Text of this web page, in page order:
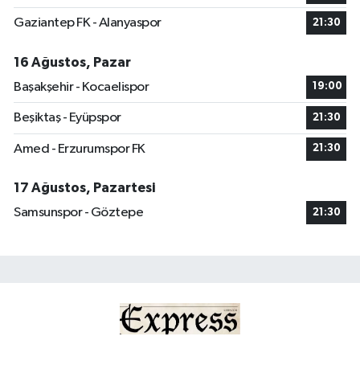
Gaziantep FK - Alanyaspor 21:30
16 Ağustos, Pazar
Başakşehir - Kocaelispor
19:00
Beşiktaş - Eyüpspor 21:30
Amed - Erzurumspor FK 21:30
17 Ağustos, Pazartesi
Samsunspor - Göztepe
21:30